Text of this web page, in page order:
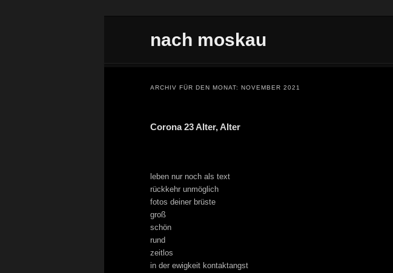
nach moskau
ARCHIV FÜR DEN MONAT: NOVEMBER 2021
Corona 23 Alter, Alter
leben nur noch als text
rückkehr unmöglich
fotos deiner brüste
groß
schön
rund
zeitlos
in der ewigkeit kontaktangst